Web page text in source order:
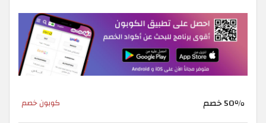
50٪ خصم كوبون خصم